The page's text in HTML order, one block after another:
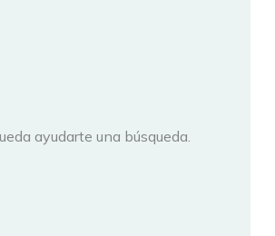
ayudarte una búsqueda.